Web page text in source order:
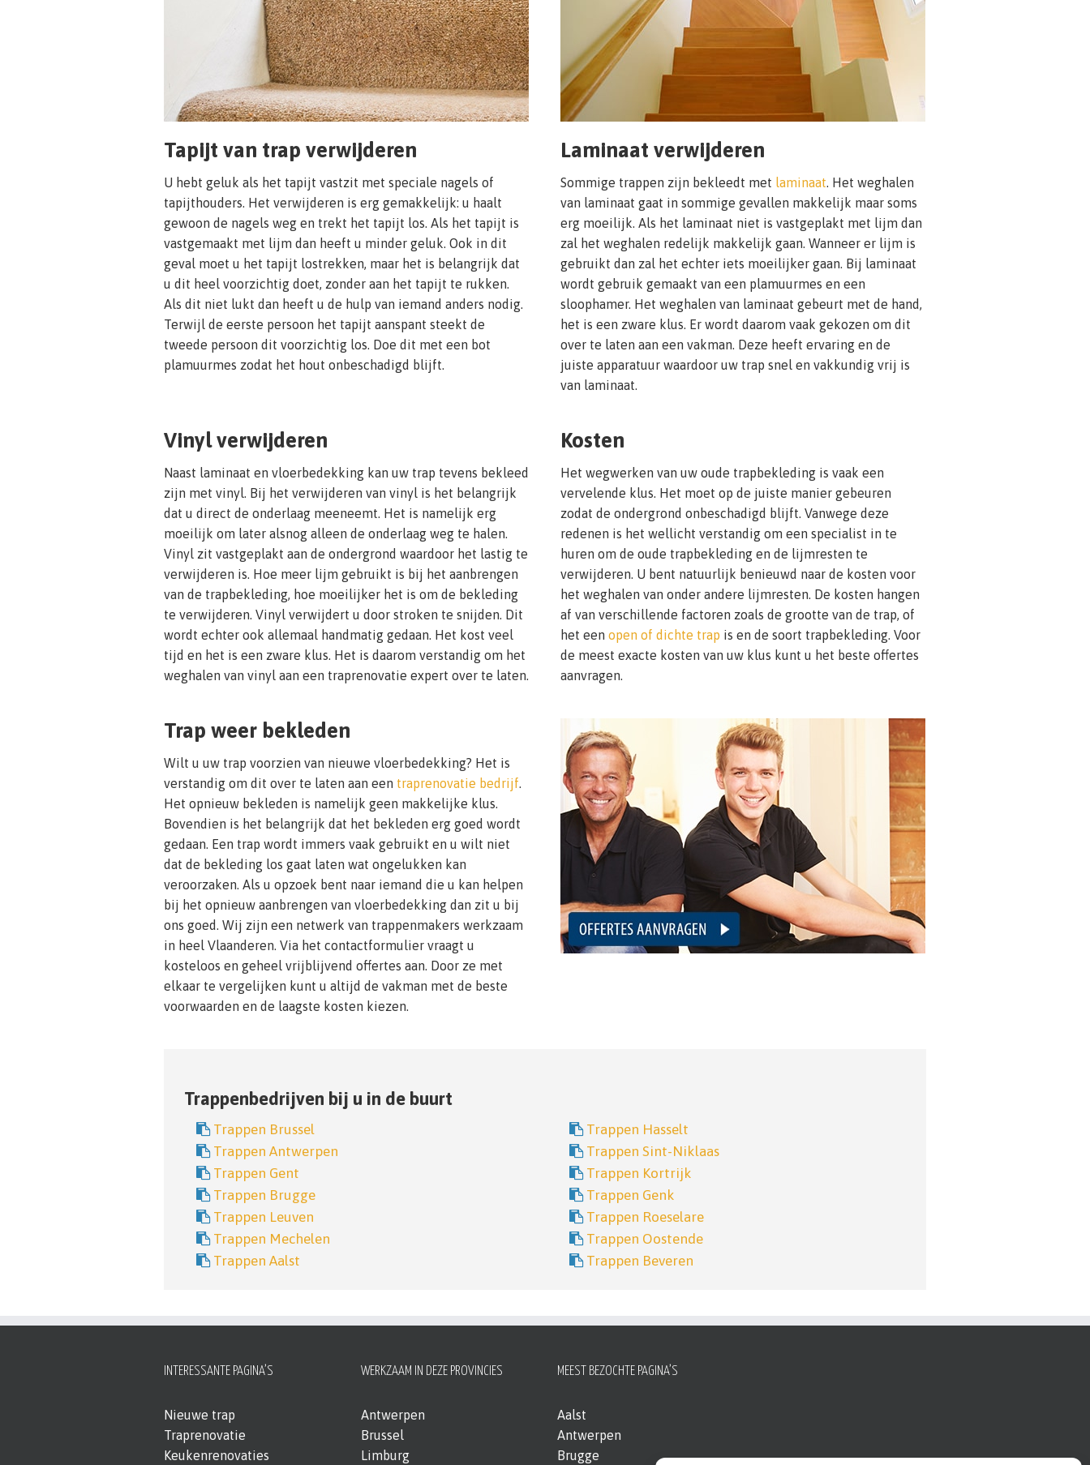
Tapijt van trap verwijderen
U hebt geluk als het tapijt vastzit met speciale nagels of
tapijthouders. Het verwijderen is erg gemakkelijk: u haalt
gewoon de nagels weg en trekt het tapijt los. Als het tapijt is
vastgemaakt met lijm dan heeft u minder geluk. Ook in dit
geval moet u het tapijt lostrekken, maar het is belangrijk dat
u dit heel voorzichtig doet, zonder aan het tapijt te rukken.
Als dit niet lukt dan heeft u de hulp van iemand anders nodig.
Terwijl de eerste persoon het tapijt aanspant steekt de
tweede persoon dit voorzichtig los. Doe dit met een bot
plamuurmes zodat het hout onbeschadigd blijft.
Laminaat verwijderen
Sommige trappen zijn bekleedt met laminaat. Het weghalen
van laminaat gaat in sommige gevallen makkelijk maar soms
erg moeilijk. Als het laminaat niet is vastgeplakt met lijm dan
zal het weghalen redelijk makkelijk gaan. Wanneer er lijm is
gebruikt dan zal het echter iets moeilijker gaan. Bij laminaat
wordt gebruik gemaakt van een plamuurmes en een
sloophamer. Het weghalen van laminaat gebeurt met de hand,
het is een zware klus. Er wordt daarom vaak gekozen om dit
over te laten aan een vakman. Deze heeft ervaring en de
juiste apparatuur waardoor uw trap snel en vakkundig vrij is
van laminaat.
Vinyl verwijderen
Naast laminaat en vloerbedekking kan uw trap tevens bekleed
zijn met vinyl. Bij het verwijderen van vinyl is het belangrijk
dat u direct de onderlaag meeneemt. Het is namelijk erg
moeilijk om later alsnog alleen de onderlaag weg te halen.
Vinyl zit vastgeplakt aan de ondergrond waardoor het lastig te
verwijderen is. Hoe meer lijm gebruikt is bij het aanbrengen
van de trapbekleding, hoe moeilijker het is om de bekleding
te verwijderen. Vinyl verwijdert u door stroken te snijden. Dit
wordt echter ook allemaal handmatig gedaan. Het kost veel
tijd en het is een zware klus. Het is daarom verstandig om het
weghalen van vinyl aan een traprenovatie expert over te laten.
Kosten
Het wegwerken van uw oude trapbekleding is vaak een
vervelende klus. Het moet op de juiste manier gebeuren
zodat de ondergrond onbeschadigd blijft. Vanwege deze
redenen is het wellicht verstandig om een specialist in te
huren om de oude trapbekleding en de lijmresten te
verwijderen. U bent natuurlijk benieuwd naar de kosten voor
het weghalen van onder andere lijmresten. De kosten hangen
af van verschillende factoren zoals de grootte van de trap, of
het een open of dichte trap is en de soort trapbekleding. Voor
de meest exacte kosten van uw klus kunt u het beste offertes
aanvragen.
Trap weer bekleden
Wilt u uw trap voorzien van nieuwe vloerbedekking? Het is
verstandig om dit over te laten aan een traprenovatie bedrijf.
Het opnieuw bekleden is namelijk geen makkelijke klus.
Bovendien is het belangrijk dat het bekleden erg goed wordt
gedaan. Een trap wordt immers vaak gebruikt en u wilt niet
dat de bekleding los gaat laten wat ongelukken kan
veroorzaken. Als u opzoek bent naar iemand die u kan helpen
bij het opnieuw aanbrengen van vloerbedekking dan zit u bij
ons goed. Wij zijn een netwerk van trappenmakers werkzaam
in heel Vlaanderen. Via het contactformulier vraagt u
kosteloos en geheel vrijblijvend offertes aan. Door ze met
elkaar te vergelijken kunt u altijd de vakman met de beste
voorwaarden en de laagste kosten kiezen.
Trappenbedrijven bij u in de buurt
Trappen Brussel
Trappen Antwerpen
Trappen Gent
Trappen Brugge
Trappen Leuven
Trappen Mechelen
Trappen Aalst
Trappen Hasselt
Trappen Sint-Niklaas
Trappen Kortrijk
Trappen Genk
Trappen Roeselare
Trappen Oostende
Trappen Beveren
INTERESSANTE PAGINA’S
Nieuwe trap
Traprenovatie
Keukenrenovaties
WERKZAAM IN DEZE PROVINCIES
Antwerpen
Brussel
Limburg
MEEST BEZOCHTE PAGINA’S
Aalst
Antwerpen
Brugge